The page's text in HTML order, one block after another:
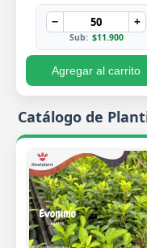
− +
Sub: $11.900
Agregar al carrito
Catálogo de